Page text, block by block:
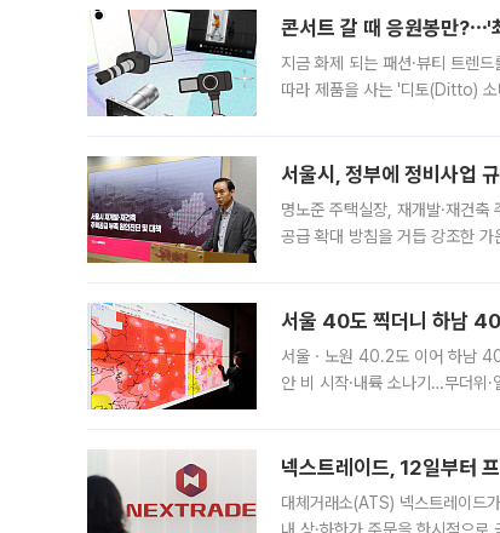
콘서트 갈 때 응원봉만?⋯'
지금 화제 되는 패션·뷰티 트렌
따라 제품을 사는 '디토(Ditto) 소
서울시, 정부에 정비사업
명노준 주택실장, 재개발·재건축
공급 확대 방침을 거듭 강조한
서울 40도 찍더니 하남
서울ㆍ노원 40.2도 이어 하남
안 비 시작·내륙 소나기…무더위
넥스트레이드, 12일부터
대체거래소(ATS) 넥스트레이드